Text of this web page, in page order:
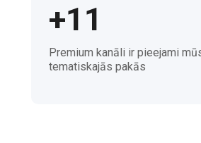
+11
Premium kanāli ir pieejami
tematiskajās pakās